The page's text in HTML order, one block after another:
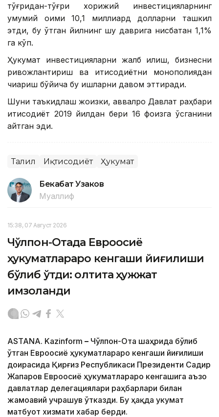
тўғридан-тўғри хорижий инвестицияларнинг
умумий оқими 10,1 миллиард долларни ташкил
этди, бу ўтган йилнинг шу даврига нисбатан 1,1%
га кўп.
Ҳукумат инвестицияларни жалб қилиш, бизнесни
ривожлантириш ва иқтисодиётни монополиядан
чиқариш бўйича бу ишларни давом эттиради.
Шуни таъкидлаш жоизки, аввалроқ Давлат раҳбари
иқтисодиёт 2019 йилдан бери 16 фоизга ўсганини
айтган эди.
Таҳлил Иқтисодиёт Ҳукумат
Бекабат Узаков
Муаллиф
15:38, 07 Август 2026
Чўлпон-Отада Евроосиё
ҳукуматлараро кенгаши йиғилиши
бўлиб ўтди: олтита ҳужжат
имзоланди
ASTANA. Kazinform – Чўлпон-Ота шаҳрида бўлиб
ўтган Евроосиё ҳукуматлараро кенгаши йиғилиши
доирасида Қирғиз Республикаси Президенти Садир
Жапаров Евроосиё ҳукуматлараро кенгашига аъзо
давлатлар делегациялари раҳбарлари билан
жамоавий учрашув ўтказди. Бу ҳақда Ҳукумат
матбуот хизмати хабар берди.